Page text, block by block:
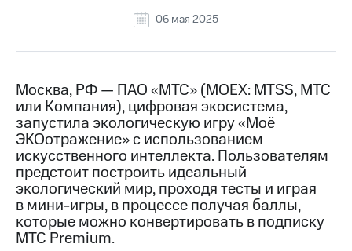
Руководство
Контакты
Медиа-центр
Пресс-
релизы
МТС
о технологиях
Достижения
о технологиях 06 мая 2025
Москва, РФ — ПАО «МТС» (MOEX: MTSS, МТС
или Компания), цифровая экосистема,
запустила экологическую игру «Моё
ЭКОотражение» с использованием
искусственного интеллекта. Пользователям
предстоит построить идеальный
экологический мир, проходя тесты и играя
в мини-игры, в процессе получая баллы,
которые можно конвертировать в подписку
МТС Premium.